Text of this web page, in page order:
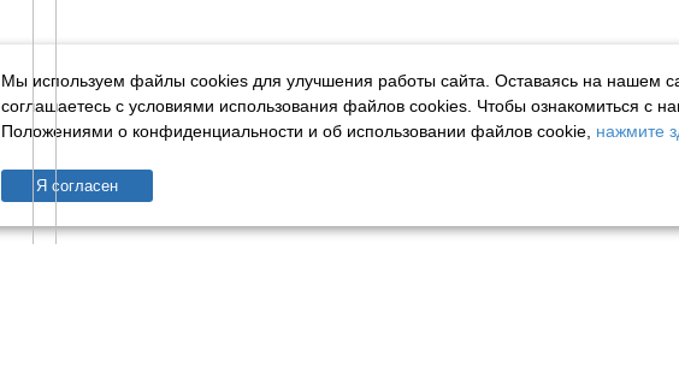
Мы используем файлы cookies для улучшения работы сайта. Оставаясь на нашем
соглашаетесь с условиями использования файлов cookies. Чтобы ознакомиться с
Положениями о конфиденциальности и об использовании файлов cookie, нажмите
Я согласен